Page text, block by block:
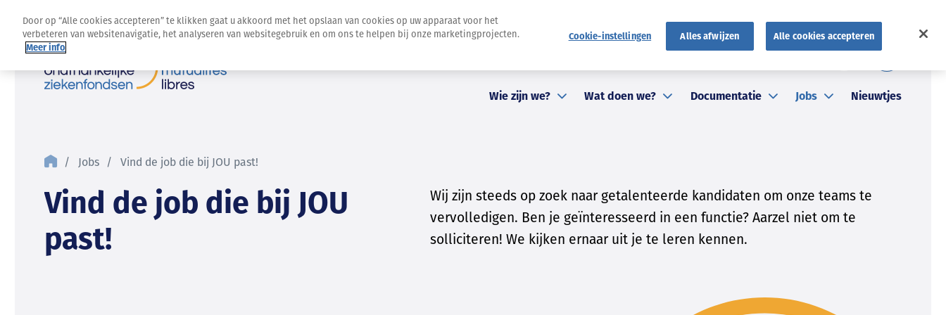
Wie zijn we? Wat doen we? Documentatie Jobs Nieuwtjes
Jobs Vind de job die bij JOU past!
Vind de job die bij JOU
past!
Wij zijn steeds op zoek naar getalenteerde kandidaten om onze teams te
vervolledigen. Ben je geïnteresseerd in een functie? Aarzel niet om te
solliciteren! We kijken ernaar uit je te leren kennen.
Door op “Alle cookies accepteren” te klikken gaat u akkoord met het opslaan van cookies op uw apparaat voor het
verbeteren van websitenavigatie, het analyseren van websitegebruik en om ons te helpen bij onze marketingprojecten.
Meer info
Cookie-instellingen Alles afwijzen Alle cookies accepteren